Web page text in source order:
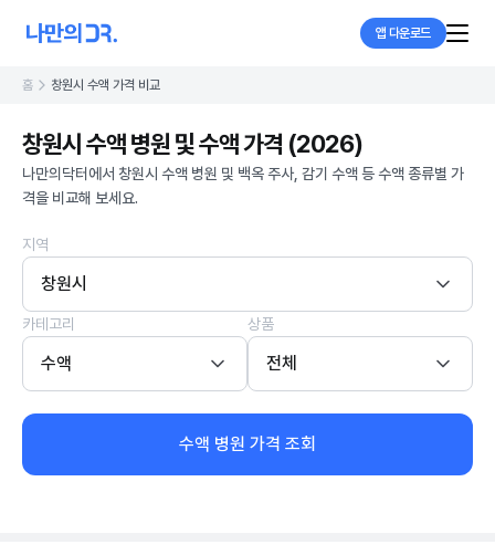
앱 다운로드
홈 창원시 수액 가격 비교
창원시 수액 병원 및 수액 가격 (2026)
나만의닥터에서 창원시 수액 병원 및 백옥 주사, 감기 수액 등 수액 종류별 가
격을 비교해 보세요.
지역
창원시
카테고리
수액
상품
전체
수액 병원 가격 조회